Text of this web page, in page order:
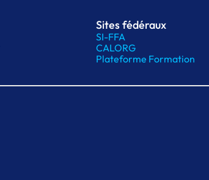
Sites fédéraux
SI-FFA
CALORG
Plateforme Formation